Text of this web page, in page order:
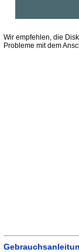
Wir empfehlen, die
Probleme mit dem